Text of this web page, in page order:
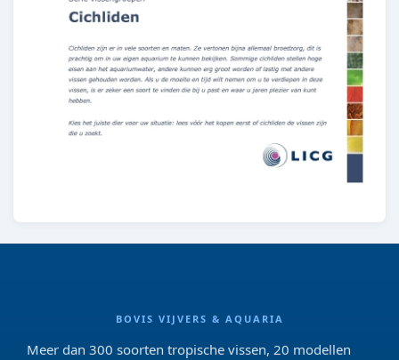
BOVIS VIJVERS & AQUARIA
Meer dan 300 soorten tropische vissen, 20 modellen